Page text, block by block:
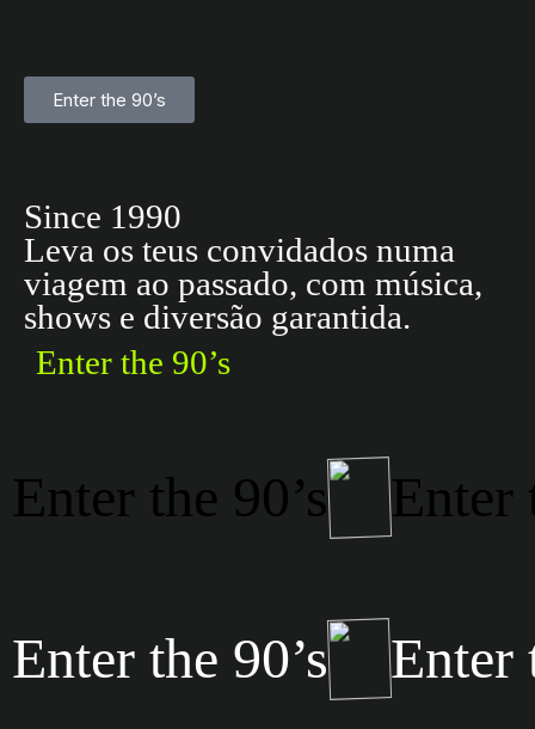
Enter the 90’s
Since 1990
Leva os teus convidados numa
viagem ao passado, com música,
shows e diversão garantida.
Enter the 90’s
Enter the 90’s Enter
Enter the 90’s Enter